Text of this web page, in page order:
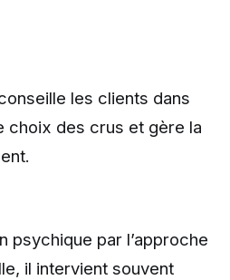
les clients dans
choix des crus et gère la
psychique par l’approche
il intervient souvent